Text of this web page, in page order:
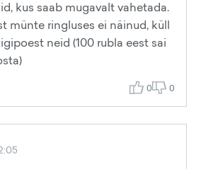
kus saab mugavalt vahetada.
münte ringluses ei näinud, küll
neid (100 rubla eest sai
0 0